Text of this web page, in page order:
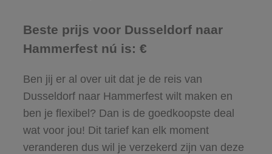
Beste prijs voor Dusseldorf naar
Hammerfest nú is: €
Ben jij er al over uit dat je de reis van
Dusseldorf naar Hammerfest wilt maken en
ben je flexibel? Dan is de goedkoopste deal
wat voor jou! Dit tarief kan elk moment
veranderen dus wil je verzekerd zijn van deze